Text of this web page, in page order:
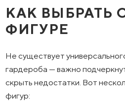
КАК ВЫБРАТЬ
ФИГУРЕ
Не существует
гардероба — важно
скрыть недостатки. Вот
фигур: